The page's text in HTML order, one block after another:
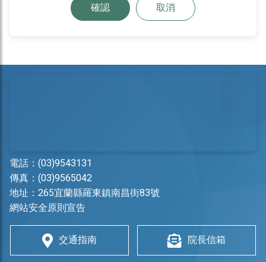
確認 取消
電話： (03)9543131
傳真：(03)9565042
地址： 265宜蘭縣羅東鎮南昌街83號
網站安全原則宣告
交通指南 院長信箱